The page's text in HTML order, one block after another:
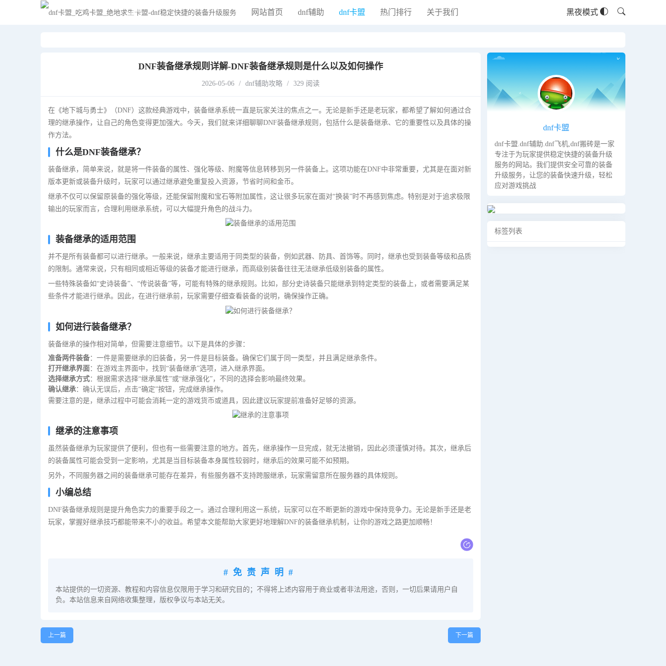
网站首页 dnf辅助 dnf卡盟 热门排行 关于我们 黑夜模式
DNF装备继承规则详解-DNF装备继承规则是什么以及如何操作
2026-05-06 / dnf辅助攻略 / 329 阅读
在《地下城与勇士》（DNF）这款经典游戏中，装备继承系统一直是玩家关注的焦点之一。无论是新手还是老玩家，都希望了解如何通过合
理的继承操作，让自己的角色变得更加强大。今天，我们就来详细聊聊DNF装备继承规则，包括什么是装备继承、它的重要性以及具体的操
作方法。
什么是DNF装备继承？
装备继承，简单来说，就是将一件装备的属性、强化等级、附魔等信息转移到另一件装备上。这项功能在DNF中非常重要，尤其是在面对新
版本更新或装备升级时，玩家可以通过继承避免重复投入资源，节省时间和金币。
继承不仅可以保留原装备的强化等级，还能保留附魔和宝石等附加属性，这让很多玩家在面对“换装”时不再感到焦虑。特别是对于追求极限
输出的玩家而言，合理利用继承系统，可以大幅提升角色的战斗力。
装备继承的适用范围
并不是所有装备都可以进行继承。一般来说，继承主要适用于同类型的装备，例如武器、防具、首饰等。同时，继承也受到装备等级和品质
的限制。通常来说，只有相同或相近等级的装备才能进行继承，而高级别装备往往无法继承低级别装备的属性。
一些特殊装备如“史诗装备”、“传说装备”等，可能有特殊的继承规则。比如，部分史诗装备只能继承到特定类型的装备上，或者需要满足某
些条件才能进行继承。因此，在进行继承前，玩家需要仔细查看装备的说明，确保操作正确。
如何进行装备继承？
装备继承的操作相对简单，但需要注意细节。以下是具体的步骤：
准备两件装备：一件是需要继承的旧装备，另一件是目标装备。确保它们属于同一类型，并且满足继承条件。
打开继承界面：在游戏主界面中，找到“装备继承”选项，进入继承界面。
选择继承方式：根据需求选择“继承属性”或“继承强化”，不同的选择会影响最终效果。
确认继承：确认无误后，点击“确定”按钮，完成继承操作。
需要注意的是，继承过程中可能会消耗一定的游戏货币或道具，因此建议玩家提前准备好足够的资源。
继承的注意事项
虽然装备继承为玩家提供了便利，但也有一些需要注意的地方。首先，继承操作一旦完成，就无法撤销，因此必须谨慎对待。其次，继承后
的装备属性可能会受到一定影响，尤其是当目标装备本身属性较弱时，继承后的效果可能不如预期。
另外，不同服务器之间的装备继承可能存在差异，有些服务器不支持跨服继承，玩家需留意所在服务器的具体规则。
小编总结
DNF装备继承规则是提升角色实力的重要手段之一。通过合理利用这一系统，玩家可以在不断更新的游戏中保持竞争力。无论是新手还是老
玩家，掌握好继承技巧都能带来不小的收益。希望本文能帮助大家更好地理解DNF的装备继承机制，让你的游戏之路更加顺畅！
#免责声明#
本站提供的一切资源、教程和内容信息仅限用于学习和研究目的；不得将上述内容用于商业或者非法用途，否则，一切后果请用户自
负。本站信息来自网络收集整理，版权争议与本站无关。
上一篇 下一篇
dnf卡盟
dnf卡盟.dnf辅助.dnf飞机,dnf搬砖是一家
专注于为玩家提供稳定快捷的装备升级
服务的网站。我们提供安全可靠的装备
升级服务，让您的装备快速升级，轻松
应对游戏挑战
标签列表